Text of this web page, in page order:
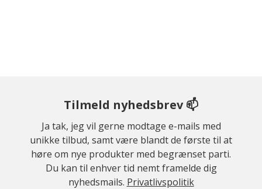
Tilmeld nyhedsbrev 📫
Ja tak, jeg vil gerne modtage e-mails med
unikke tilbud, samt være blandt de første til at
høre om nye produkter med begrænset parti.
Du kan til enhver tid nemt framelde dig
nyhedsmails. Privatlivspolitik